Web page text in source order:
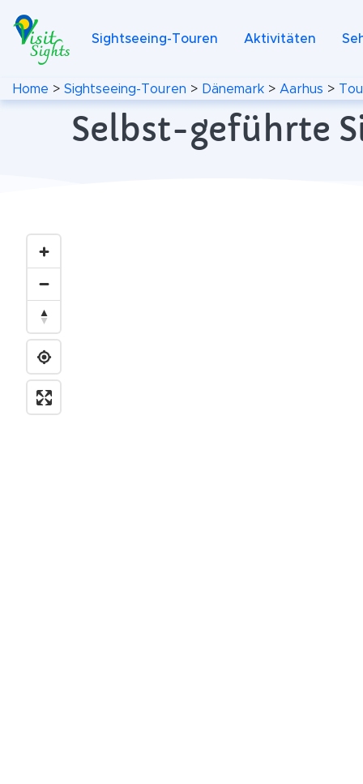
Sightseeing-Touren Aktivitäten
Home > Sightseeing-Touren > Dänemark > Aarhus >
Selbst-geführte